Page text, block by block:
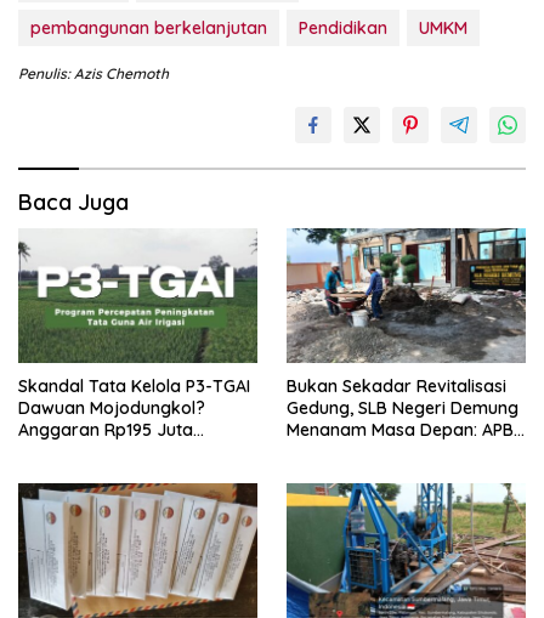
pembangunan berkelanjutan
Pendidikan UMKM
Penulis: Azis Chemoth
Baca Juga
Skandal Tata Kelola P3-TGAI
Dawuan Mojodungkol?
Anggaran Rp195 Juta
Swakelola Petani
Bukan Sekadar Revitalisasi
Gedung, SLB Negeri Demung
Menanam Masa Depan: APBN
Khusus Menjadi Kemandirian